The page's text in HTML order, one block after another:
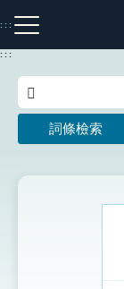
到
主
:::
注音索引圖示
:::
詞條檢索